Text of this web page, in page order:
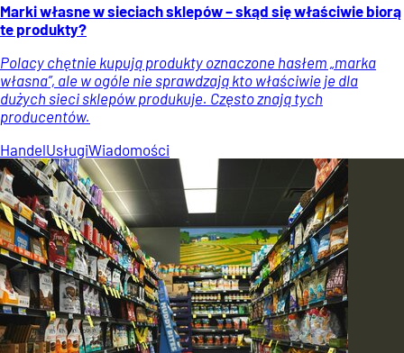
Marki własne w sieciach sklepów – skąd się właściwie biorą
te produkty?
Polacy chętnie kupują produkty oznaczone hasłem „marka
własna”, ale w ogóle nie sprawdzają kto właściwie je dla
dużych sieci sklepów produkuje. Często znają tych
producentów.
HandelUsługiWiadomości